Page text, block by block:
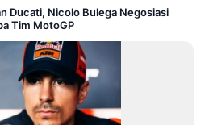
Ducati, Nicolo Bulega Negosiasi
Tim MotoGP